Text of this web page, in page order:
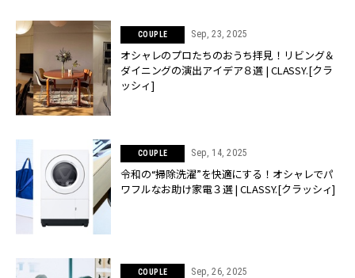
COUPLE Sep, 23, 2025
オシャレのプロたちのおうち拝見！リビング＆
ダイニングの演出アイデア８選 | CLASSY.[クラ
ッシィ]
COUPLE Sep, 14, 2025
令和の“掃除洗濯”を快適にする！オシャレでパ
ワフルなお助け家電３選 | CLASSY.[クラッシィ]
COUPLE Sep, 26, 2025